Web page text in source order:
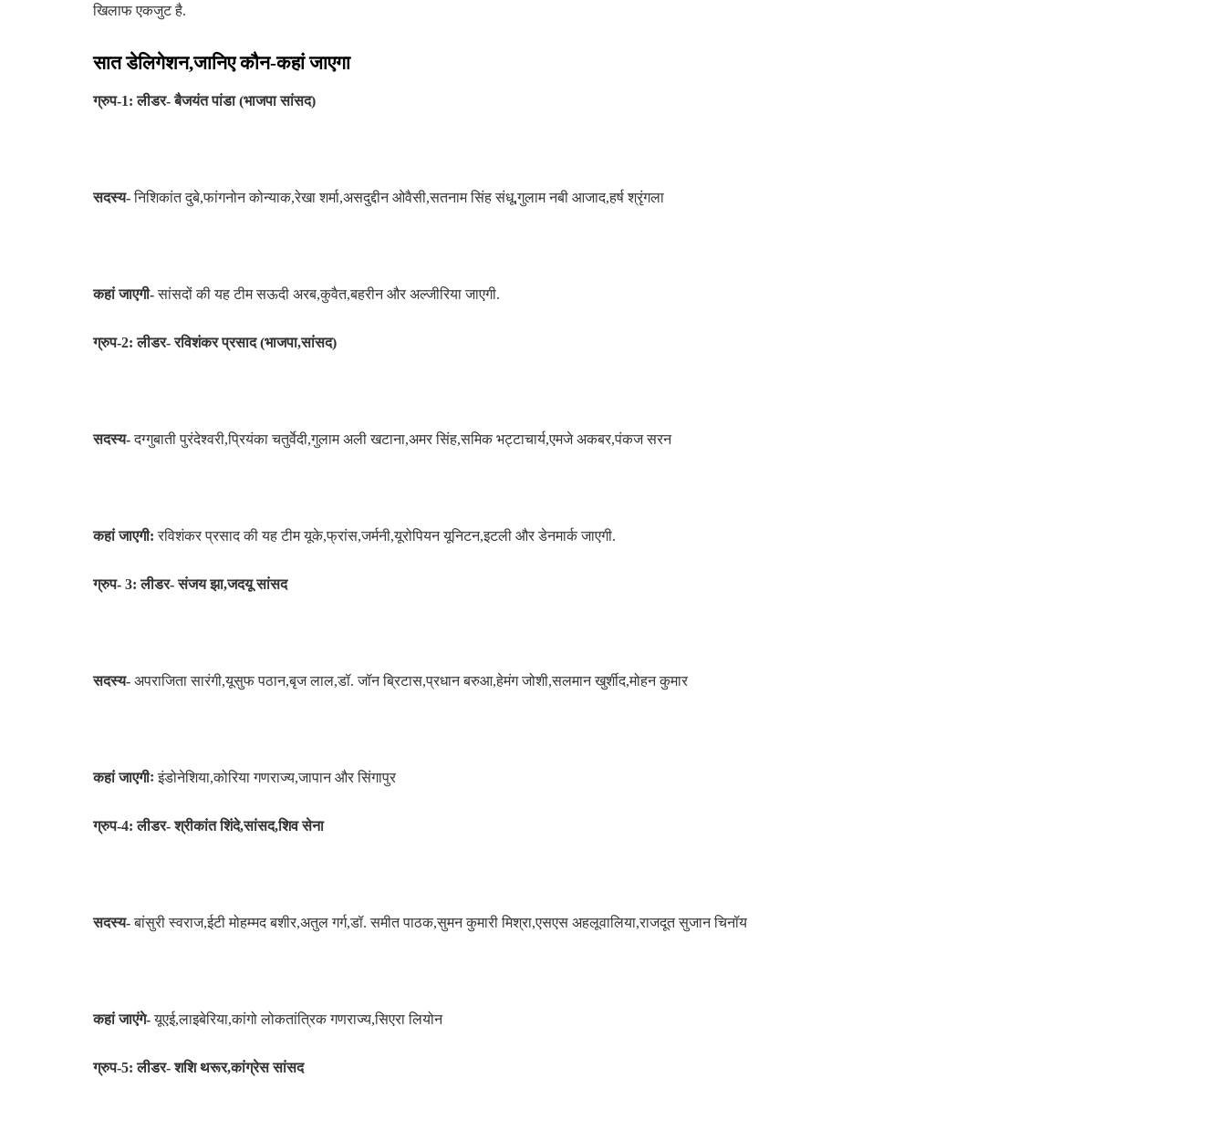
खिलाफ एकजुट है.
सात डेलिगेशन,जानिए कौन-कहां जाएगा
ग्रुप-1: लीडर- बैजयंत पांडा (भाजपा सांसद)
सदस्य-निशिकांत दुबे,फांगनोन कोन्याक,रेखा शर्मा,असदुद्दीन ओवैसी,सतनाम सिंह संधू,गुलाम नबी आजाद,हर्ष श्रृंगला
कहां जाएगी-सांसदों की यह टीम सऊदी अरब,कुवैत,बहरीन और अल्जीरिया जाएगी.
ग्रुप-2: लीडर- रविशंकर प्रसाद (भाजपा,सांसद)
सदस्य-दग्गुबाती पुरंदेश्वरी,प्रियंका चतुर्वेदी,गुलाम अली खटाना,अमर सिंह,समिक भट्टाचार्य,एमजे अकबर,पंकज सरन
कहां जाएगी: रविशंकर प्रसाद की यह टीम यूके,फ्रांस,जर्मनी,यूरोपियन यूनिटन,इटली और डेनमार्क जाएगी.
ग्रुप- 3: लीडर- संजय झा,जदयू सांसद
सदस्य- अपराजिता सारंगी,यूसुफ पठान,बृज लाल,डॉ. जॉन ब्रिटास,प्रधान बरुआ,हेमंग जोशी,सलमान खुर्शीद,मोहन कुमार
कहां जाएगीःइंडोनेशिया,कोरिया गणराज्य,जापान और सिंगापुर
ग्रुप-4: लीडर- श्रीकांत शिंदे,सांसद,शिव सेना
सदस्य-बांसुरी स्वराज,ईटी मोहम्मद बशीर,अतुल गर्ग,डॉ. समीत पाठक,सुमन कुमारी मिश्रा,एसएस अहलूवालिया,राजदूत सुजान चिनॉय
कहां जाएंगे-यूएई,लाइबेरिया,कांगो लोकतांत्रिक गणराज्य,सिएरा लियोन
ग्रुप-5: लीडर- शशि थरूर,कांग्रेस सांसद